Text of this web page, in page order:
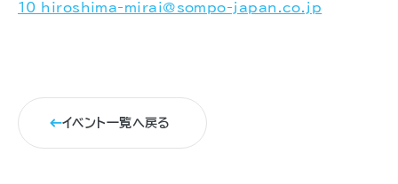
10_hiroshima-mirai@sompo-japan.co.jp
イベント一覧へ戻る